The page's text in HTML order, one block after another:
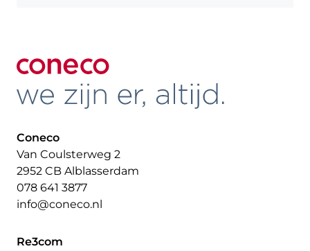
Coneco
Van Coulsterweg 2
2952 CB Alblasserdam
078 641 3877
info@coneco.nl
Re3com